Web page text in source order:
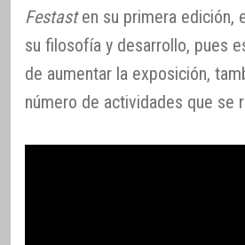
Festasten su primera edición,
su filosofía y desarrollo, pues
de aumentar la exposición,
número de actividades que se